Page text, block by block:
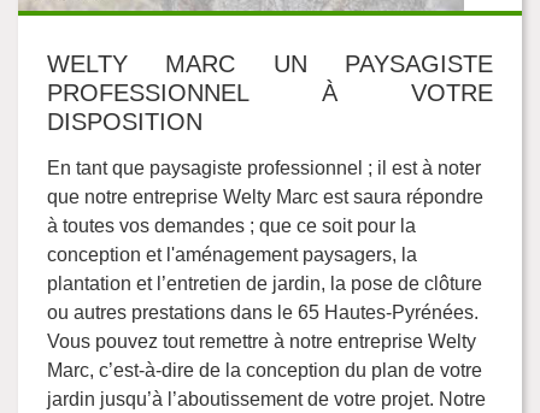
WELTY MARC UN PAYSAGISTE
PROFESSIONNEL À VOTRE
DISPOSITION
En tant que paysagiste professionnel ; il est à noter
que notre entreprise Welty Marc est saura répondre
à toutes vos demandes ; que ce soit pour la
conception et l'aménagement paysagers, la
plantation et l’entretien de jardin, la pose de clôture
ou autres prestations dans le 65 Hautes-Pyrénées.
Vous pouvez tout remettre à notre entreprise Welty
Marc, c’est-à-dire de la conception du plan de votre
jardin jusqu’à l’aboutissement de votre projet. Notre